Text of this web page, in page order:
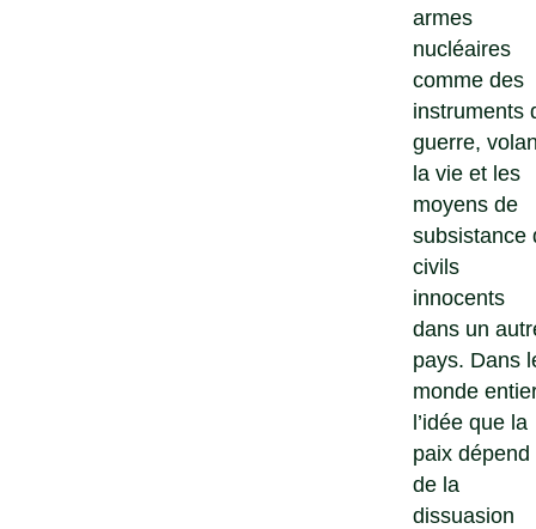
armes
nucléaires
comme des
instruments
guerre,
la vie et les
moyens de
subsistance
civils
innocents
dans un
pays. Dans
monde
l’idée que la
paix dépend
de la
dissuasion